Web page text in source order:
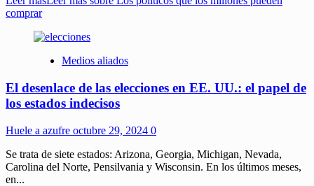
comprar
Medios aliados
El desenlace de las elecciones en EE. UU.: el papel de
los estados indecisos
Huele a azufre octubre 29, 2024 0
Se trata de siete estados: Arizona, Georgia, Michigan, Nevada,
Carolina del Norte, Pensilvania y Wisconsin. En los últimos meses,
en...